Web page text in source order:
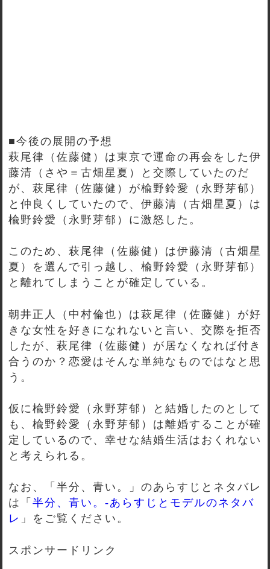
■今後の展開の予想
萩尾律（佐藤健）は東京で運命の再会をした伊
藤清（さや＝古畑星夏）と交際していたのだ
が、萩尾律（佐藤健）が楡野鈴愛（永野芽郁）
と仲良くしていたので、伊藤清（古畑星夏）は
楡野鈴愛（永野芽郁）に激怒した。
このため、萩尾律（佐藤健）は伊藤清（古畑星
夏）を選んで引っ越し、楡野鈴愛（永野芽郁）
と離れてしまうことが確定している。
朝井正人（中村倫也）は萩尾律（佐藤健）が好
きな女性を好きになれないと言い、交際を拒否
したが、萩尾律（佐藤健）が居なくなれば付き
合うのか？恋愛はそんな単純なものではなと思
う。
仮に楡野鈴愛（永野芽郁）と結婚したのとして
も、楡野鈴愛（永野芽郁）は離婚することが確
定しているので、幸せな結婚生活はおくれない
と考えられる。
なお、「半分、青い。」のあらすじとネタバレ
は「 半分、青い。-あらすじとモデルのネタバ
レ 」をご覧ください。
スポンサードリンク